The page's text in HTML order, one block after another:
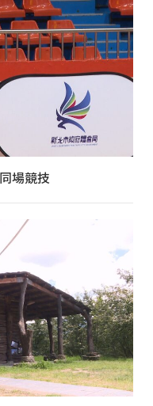
場競技